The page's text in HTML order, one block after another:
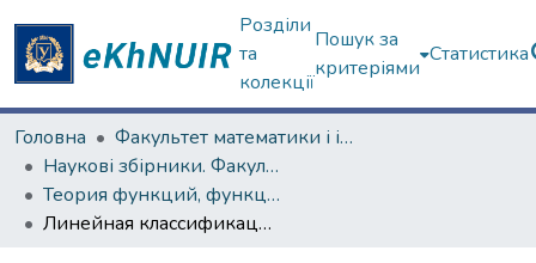
Розділи
та
колекції
Пошук за
критеріями
Статистика
Головна
Факультет математики і інформатики
Наукові збірники. Факультет математики і інформатики
Теория функций, функциональный анализ и их приложения (1965–1985 гг.)
Линейная классификация квадратичных отображений в пространстве C³